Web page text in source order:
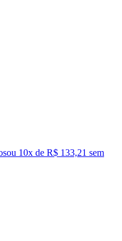
ou 10x de R$ 133,21 sem